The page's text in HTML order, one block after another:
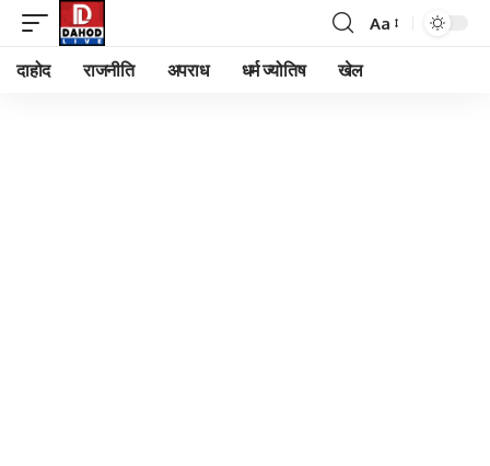
Font
Aa
दाहोद राजनीति अपराध धर्म ज्योतिष खेल